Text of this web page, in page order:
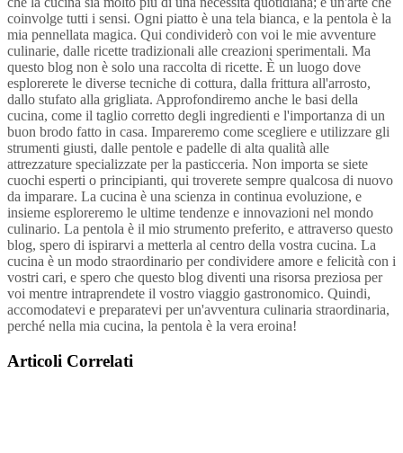
coinvolge tutti i sensi. Ogni piatto è una tela bianca, e la pentola è la
mia pennellata magica. Qui condividerò con voi le mie avventure
culinarie, dalle ricette tradizionali alle creazioni sperimentali. Ma
questo blog non è solo una raccolta di ricette. È un luogo dove
esplorerete le diverse tecniche di cottura, dalla frittura all'arrosto,
dallo stufato alla grigliata. Approfondiremo anche le basi della
cucina, come il taglio corretto degli ingredienti e l'importanza di un
buon brodo fatto in casa. Impareremo come scegliere e utilizzare gli
strumenti giusti, dalle pentole e padelle di alta qualità alle
attrezzature specializzate per la pasticceria. Non importa se siete
cuochi esperti o principianti, qui troverete sempre qualcosa di nuovo
da imparare. La cucina è una scienza in continua evoluzione, e
insieme esploreremo le ultime tendenze e innovazioni nel mondo
culinario. La pentola è il mio strumento preferito, e attraverso questo
blog, spero di ispirarvi a metterla al centro della vostra cucina. La
cucina è un modo straordinario per condividere amore e felicità con i
vostri cari, e spero che questo blog diventi una risorsa preziosa per
voi mentre intraprendete il vostro viaggio gastronomico. Quindi,
accomodatevi e preparatevi per un'avventura culinaria straordinaria,
perché nella mia cucina, la pentola è la vera eroina!
Articoli Correlati